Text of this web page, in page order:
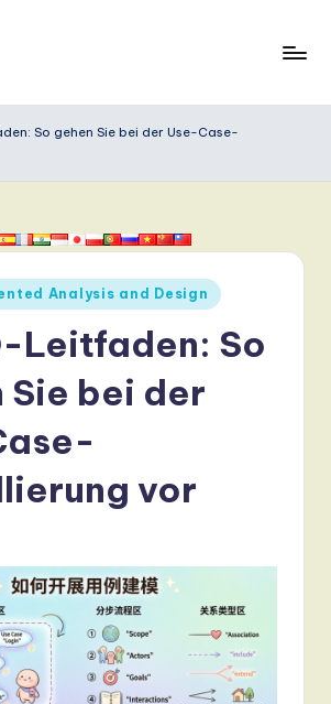
So gehen Sie bei der Use-Case-
Analysis and Design
Leitfaden: So
Sie bei der
vor